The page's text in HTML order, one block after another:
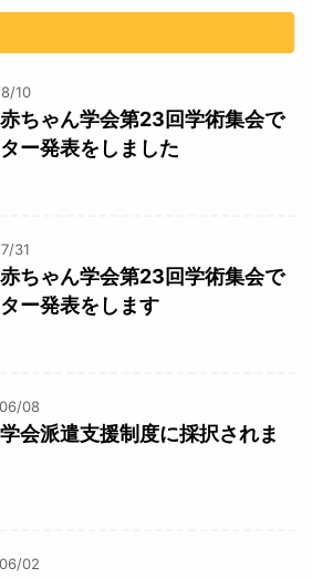
10
ちゃん学会第23回学術集会で
ー発表をしました
31
ちゃん学会第23回学術集会で
ー発表をします
08
会派遣支援制度に採択されま
02